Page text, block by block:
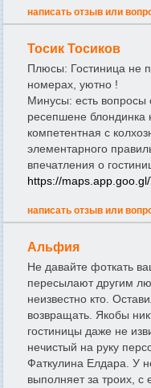
написать отзыв или
Тосик Тосиков
Плюсы: Гостиница не
номерах, уютно !
Минусы: есть вопросы
ресепшене блондинка
компетентная с
элементарного
впечатления о
https://
написать отзыв или
Альфия
Не давайте фоткать
пересылают другим
неизвестно кто.
возвращать. Якобы
гостиницы даже не
нечистый на руку
Фаткулина Елдара. У
выполняет за троих, с